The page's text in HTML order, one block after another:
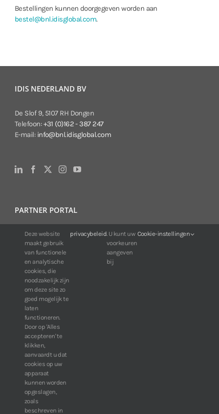
Bestellingen kunnen doorgegeven worden aan
bestel@bnl.idisglobal.com.
IDIS NEDERLAND BV
De Slof 9, 5107 RH Dongen
Telefoon:+31 (0)162 - 387 247
E-mail: info@bnl.idisglobal.com
PARTNER PORTAL
Voor klanten van IDIS:
24/7 beschikbaarheid, altijd en overal.
Web:https://portal.idisglobal.solutions
TOP DOWNLOADS
Software IDIS Center V7.1.0
160.74 MB
Software IDIS Discovery V4.8.1
13.87 MB
» Bekijk meer downloads
Deze website
maakt gebruik
van functionele
en analytische
cookies, die
noodzakelijk zijn
om deze site zo
goed mogelijk te
laten
functioneren.
Door op 'Alles
accepteren' te
klikken,
aanvaardt u dat
cookies op uw
apparaat
kunnen worden
opgeslagen,
zoals
beschreven in
privacybeleid. U kunt uw
voorkeuren
aangeven
bij
Cookie-instellingen